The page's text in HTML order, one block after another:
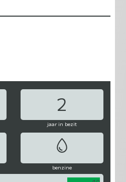
2
jaar in bezit
benzine